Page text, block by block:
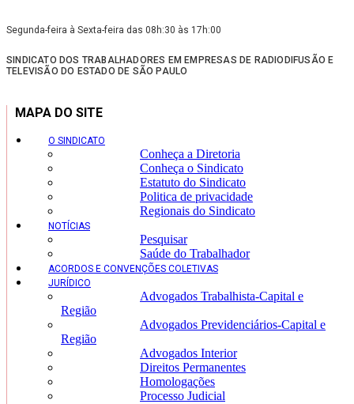
Segunda-feira à Sexta-feira das 08h:30 às 17h:00
SINDICATO DOS TRABALHADORES EM EMPRESAS DE RADIODIFUSÃO E
TELEVISÃO DO ESTADO DE SÃO PAULO
MAPA DO SITE
O SINDICATO
Conheça a Diretoria
Conheça o Sindicato
Estatuto do Sindicato
Politica de privacidade
Regionais do Sindicato
NOTÍCIAS
Pesquisar
Saúde do Trabalhador
ACORDOS E CONVENÇÕES COLETIVAS
JURÍDICO
Advogados Trabalhista-Capital e
Região
Advogados Previdenciários-Capital e
Região
Advogados Interior
Direitos Permanentes
Homologações
Processo Judicial